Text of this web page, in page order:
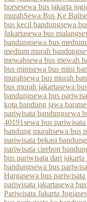
horsesewa bus jakarta
murahSewa Bus Ke Bali
bus kecil bandungsewa
Jakartasewa bus malang
bandungsewa bus
medium murah bandung
mewahsewa bus mewah
bus minisewa bus mini
murahsewa bus murah
bus murah jakartasewa
bandungsewa bus
kota bandung jawa barat
pariwisata bandungsewa
40191sewa bus
bandung murahsewa bus
pariwisata bekasi bandung
pariwisata cirebon
bus pariwisata dari jakarta
bandungsewa bus
Hargasewa bus
pariwisata jakartasewa
Pariwisata Jakarta Jogja